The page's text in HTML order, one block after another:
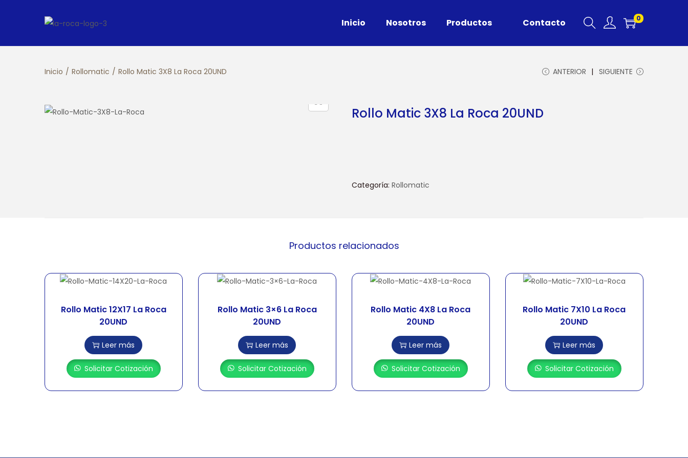
Inicio Nosotros Productos Contacto 0
Inicio / Rollomatic / Rollo Matic 3X8 La Roca 20UND ANTERIOR SIGUIENTE
Rollo Matic 3X8 La Roca 20UND
Categoría: Rollomatic
Productos relacionados
Rollo Matic 12X17 La Roca
20UND
Leer más
Solicitar Cotización
Rollo Matic 3×6 La Roca
20UND
Leer más
Solicitar Cotización
Rollo Matic 4X8 La Roca
20UND
Leer más
Solicitar Cotización
Rollo Matic 7X10 La Roca
20UND
Leer más
Solicitar Cotización